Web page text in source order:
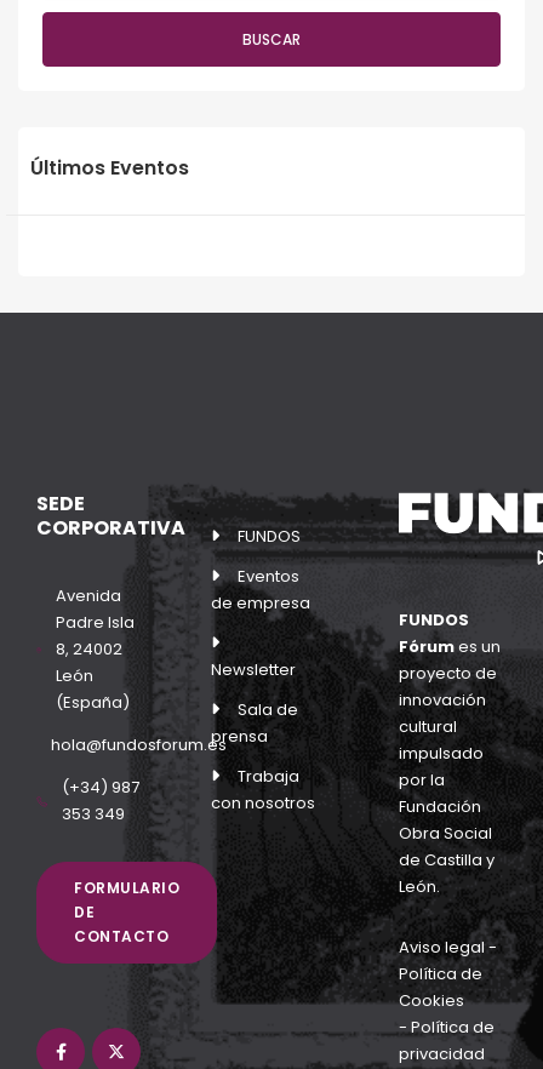
BUSCAR
Últimos Eventos
SEDE
CORPORATIVA
Avenida
Padre Isla
8, 24002
León
(España)
hola@fundosforum.es
(+34) 987
353 349
FORMULARIO
DE
CONTACTO
FUNDOS
Eventos
de empresa
Newsletter
Sala de
prensa
Trabaja
con nosotros
FUNDOS
Fórumes un
proyecto de
innovación
cultural
impulsado
por la
Fundación
Obra Social
de Castilla y
León.
Aviso legal -
Política de
Cookies
-Política de
privacidad